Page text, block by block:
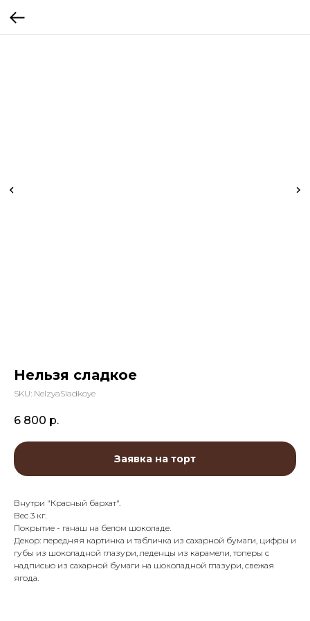
Нельзя сладкое
SKU: NelzyaSladkoye
6 800 р.
Заявка на торт
Внутри "Красный бархат".
Вес 3 кг.
Покрытие - ганаш на белом шоколаде.
Декор: передняя картинка и табличка из сахарной бумаги, цифры и
губы из шоколадной глазури, леденцы из карамели, топеры с
надписью из сахарной бумаги на шоколадной глазури, свежая
ягода.